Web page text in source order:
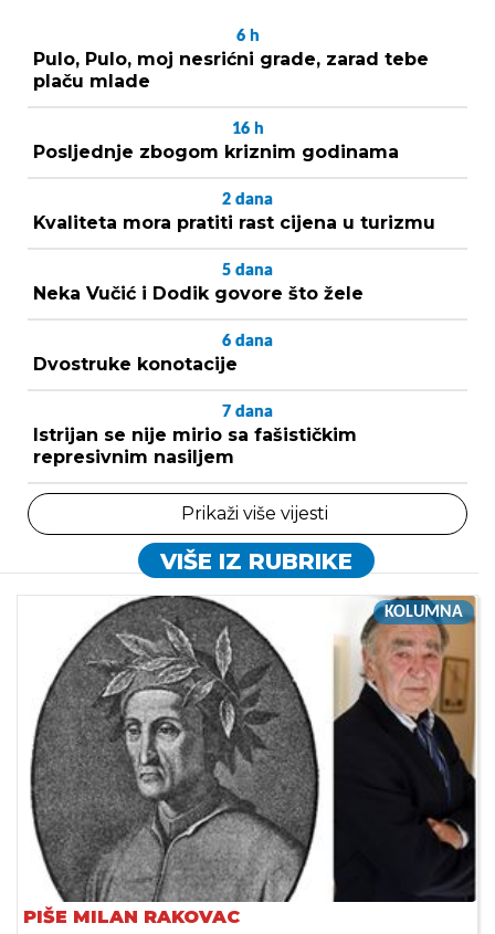
6 h
Pulo, Pulo, moj nesrićni grade, zarad tebe
plaču mlade
16 h
Posljednje zbogom kriznim godinama
2 dana
Kvaliteta mora pratiti rast cijena u turizmu
5 dana
Neka Vučić i Dodik govore što žele
6 dana
Dvostruke konotacije
7 dana
Istrijan se nije mirio sa fašističkim
represivnim nasiljem
Prikaži više vijesti
VIŠE IZ RUBRIKE
KOLUMNA
PIŠE MILAN RAKOVAC